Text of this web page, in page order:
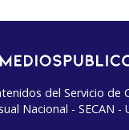
del Servicio de
Nacional - SECAN -